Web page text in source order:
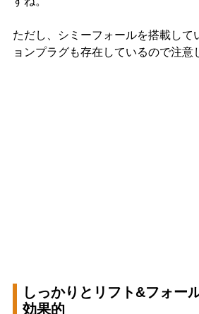
ただし、シミーフォールを搭載して
ョンプラグも存在しているので注意
しっかりとリフト&フォー
効果的